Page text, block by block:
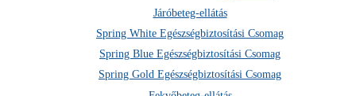
Járóbeteg-ellátás
Spring White Egészségbiztosítási Csomag
Spring Blue Egészségbiztosítási Csomag
Spring Gold Egészségbiztosítási Csomag